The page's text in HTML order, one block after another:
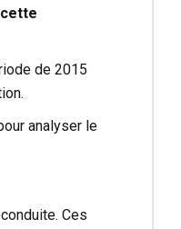
de 2015
analyser le
Ces